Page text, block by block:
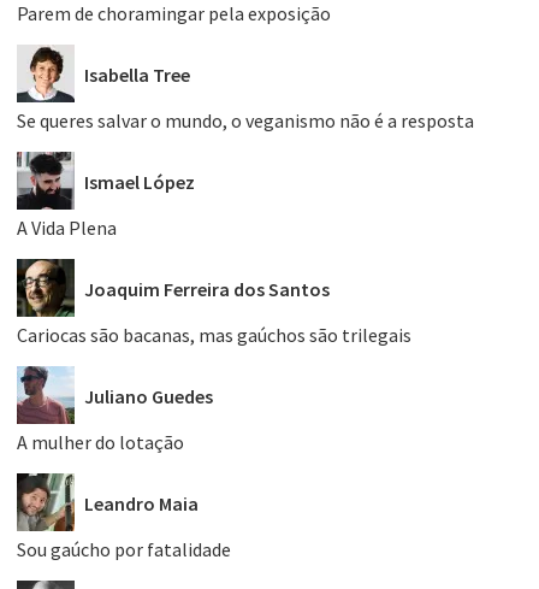
Parem de choramingar pela exposição
Isabella Tree
Se queres salvar o mundo, o veganismo não é a resposta
Ismael López
A Vida Plena
Joaquim Ferreira dos Santos
Cariocas são bacanas, mas gaúchos são trilegais
Juliano Guedes
A mulher do lotação
Leandro Maia
Sou gaúcho por fatalidade